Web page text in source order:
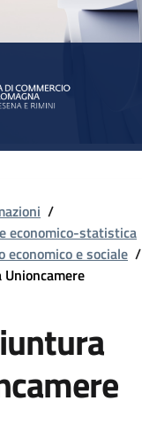
/
economico-statistica
economico e sociale /